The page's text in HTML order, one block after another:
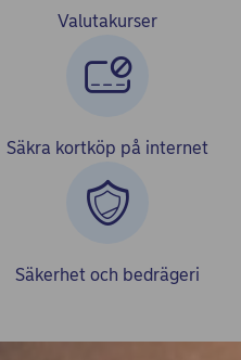
Valutakurser
Säkra kortköp på internet
Säkerhet och bedrägeri